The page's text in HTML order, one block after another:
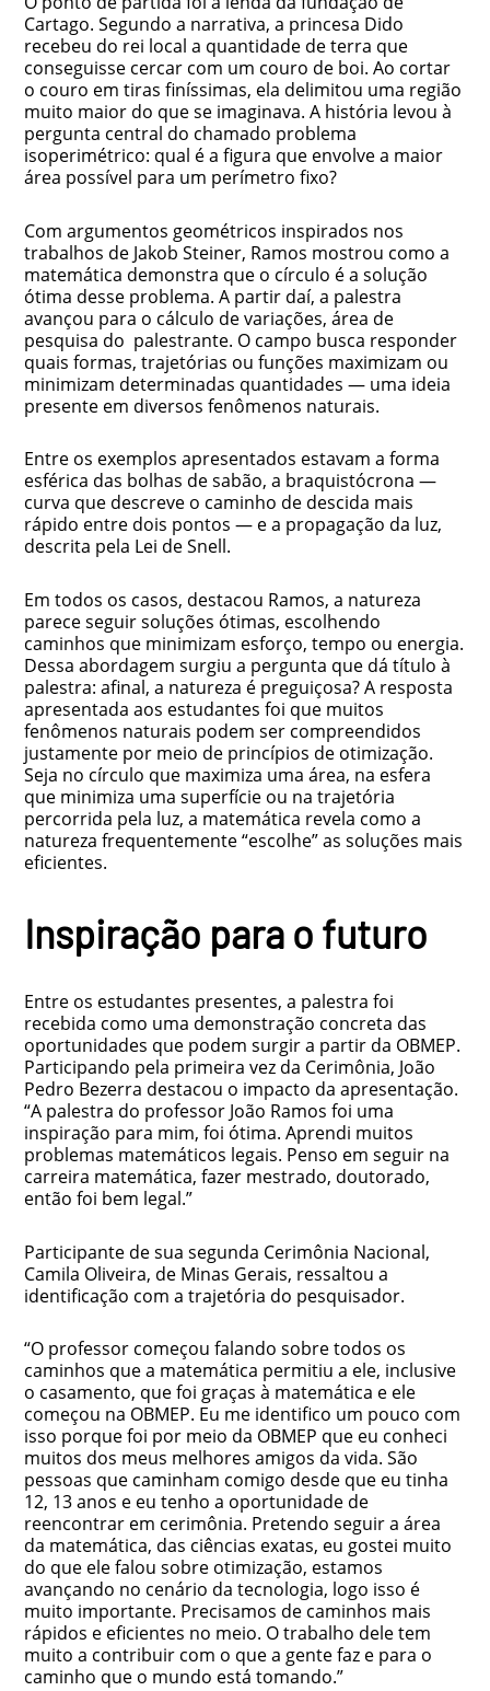
Cartago. Segundo a narrativa, a princesa Dido
recebeu do rei local a quantidade de terra que
conseguisse cercar com um couro de boi. Ao cortar
o couro em tiras finíssimas, ela delimitou uma região
muito maior do que se imaginava. A história levou à
pergunta central do chamado problema
isoperimétrico: qual é a figura que envolve a maior
área possível para um perímetro fixo?
Com argumentos geométricos inspirados nos
trabalhos de Jakob Steiner, Ramos mostrou como a
matemática demonstra que o círculo é a solução
ótima desse problema. A partir daí, a palestra
avançou para o cálculo de variações, área de
pesquisa do palestrante. O campo busca responder
quais formas, trajetórias ou funções maximizam ou
minimizam determinadas quantidades — uma ideia
presente em diversos fenômenos naturais.
Entre os exemplos apresentados estavam a forma
esférica das bolhas de sabão, a braquistócrona —
curva que descreve o caminho de descida mais
rápido entre dois pontos — e a propagação da luz,
descrita pela Lei de Snell.
Em todos os casos, destacou Ramos, a natureza
parece seguir soluções ótimas, escolhendo
caminhos que minimizam esforço, tempo ou energia.
Dessa abordagem surgiu a pergunta que dá título à
palestra: afinal, a natureza é preguiçosa? A resposta
apresentada aos estudantes foi que muitos
fenômenos naturais podem ser compreendidos
justamente por meio de princípios de otimização.
Seja no círculo que maximiza uma área, na esfera
que minimiza uma superfície ou na trajetória
percorrida pela luz, a matemática revela como a
natureza frequentemente “escolhe” as soluções mais
eficientes.
Inspiração para o futuro
Entre os estudantes presentes, a palestra foi
recebida como uma demonstração concreta das
oportunidades que podem surgir a partir da OBMEP.
Participando pela primeira vez da Cerimônia, João
Pedro Bezerra destacou o impacto da apresentação.
“A palestra do professor João Ramos foi uma
inspiração para mim, foi ótima. Aprendi muitos
problemas matemáticos legais. Penso em seguir na
carreira matemática, fazer mestrado, doutorado,
então foi bem legal.”
Participante de sua segunda Cerimônia Nacional,
Camila Oliveira, de Minas Gerais, ressaltou a
identificação com a trajetória do pesquisador.
“O professor começou falando sobre todos os
caminhos que a matemática permitiu a ele, inclusive
o casamento, que foi graças à matemática e ele
começou na OBMEP. Eu me identifico um pouco com
isso porque foi por meio da OBMEP que eu conheci
muitos dos meus melhores amigos da vida. São
pessoas que caminham comigo desde que eu tinha
12, 13 anos e eu tenho a oportunidade de
reencontrar em cerimônia. Pretendo seguir a área
da matemática, das ciências exatas, eu gostei muito
do que ele falou sobre otimização, estamos
avançando no cenário da tecnologia, logo isso é
muito importante. Precisamos de caminhos mais
rápidos e eficientes no meio. O trabalho dele tem
muito a contribuir com o que a gente faz e para o
caminho que o mundo está tomando.”